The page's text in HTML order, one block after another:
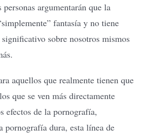
personas argumentarán que la
fantasía y no tiene
sobre nosotros mismos
aquellos que realmente tienen que
que se ven más directamente
efectos de la pornografía,
pornografía dura, esta línea de